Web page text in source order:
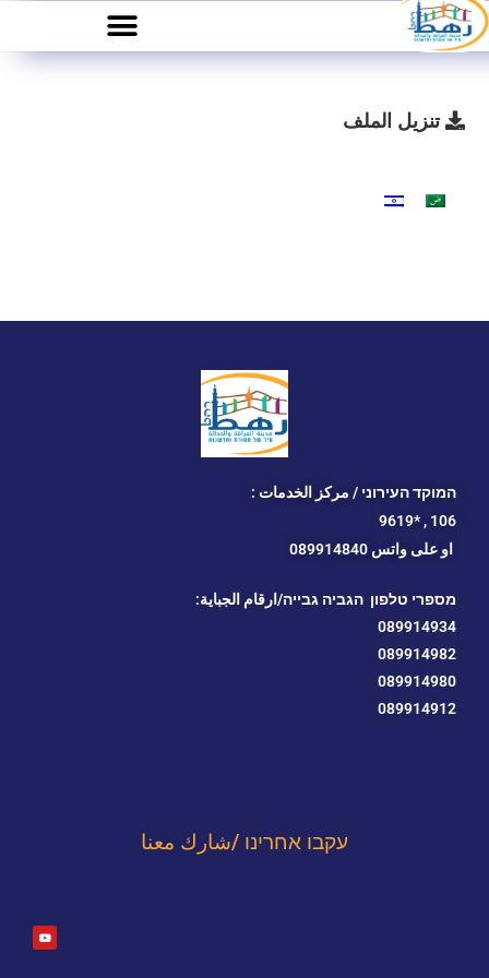
تنزيل الملف
המוקד העירוני / مركز الخدمات :
106 ,
*9619
او على واتس 089914840
מספרי טלפון הגביה גבייה/ارقام الجباية:
089914934
089914982
089914980
089914912
עקבו אחרינו /شارك معنا